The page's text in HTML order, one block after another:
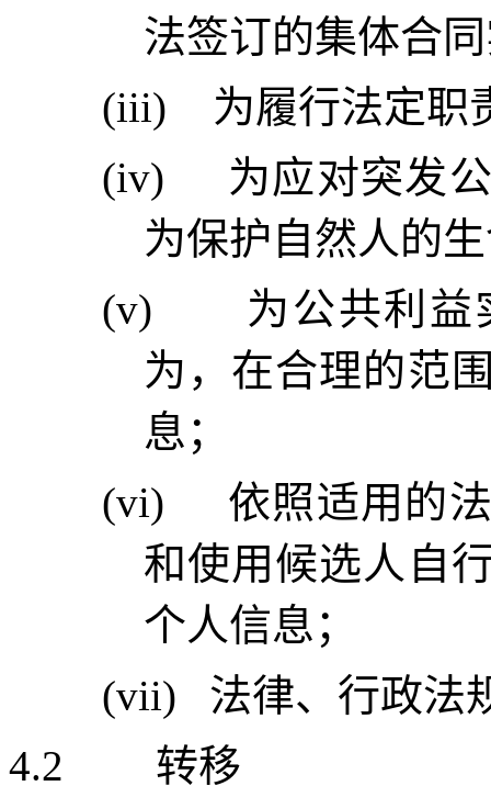
法签订的集体合
(iii)
为履行法定职
(iv)
为应对突发
为保护自然人的
(v)
为公共利益
为，在合理的范
息；
(vi)
依照适用的
和使用候选人自
个人信息；
(vii)
法律、行政法
4.2
转移